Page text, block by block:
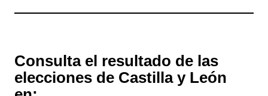
Consulta el resultado de las
elecciones de Castilla y León